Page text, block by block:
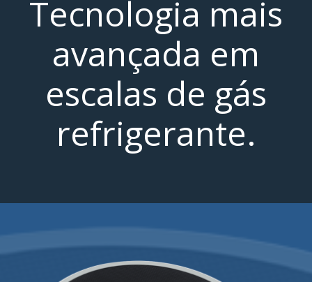
Tecnologia mais
avançada em
escalas de gás
refrigerante.